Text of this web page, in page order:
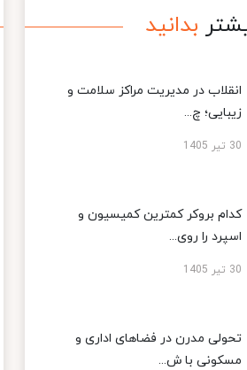
بدانید
انقلاب در مدیریت مراکز سلامت و
زیبایی؛ چ...
30 تیر 1405
کدام بروکر کمترین کمیسیون و
اسپرد را روی...
30 تیر 1405
تحولی مدرن در فضاهای اداری و
مسکونی با ش...